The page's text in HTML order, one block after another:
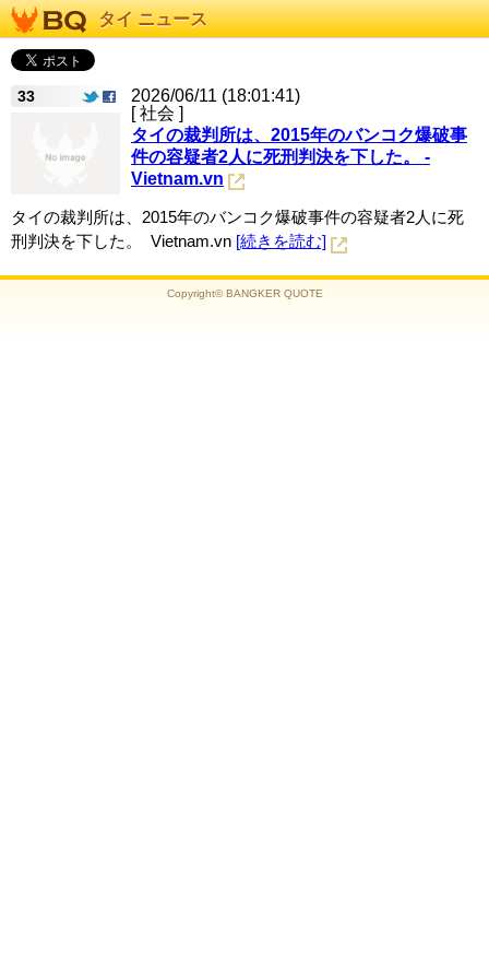
タイ ニュース
33
2026/06/11 (18:01:41)
[ 社会 ]
タイの裁判所は、2015年のバンコク爆破事
件の容疑者2人に死刑判決を下した。 -
Vietnam.vn
タイの裁判所は、2015年のバンコク爆破事件の容疑者2人に死
刑判決を下した。 Vietnam.vn [続きを読む]
Copyright© BANGKER QUOTE